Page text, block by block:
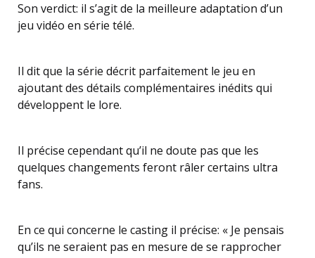
Son verdict: il s’agit de la meilleure adaptation d’un
jeu vidéo en série télé.
Il dit que la série décrit parfaitement le jeu en
ajoutant des détails complémentaires inédits qui
développent le lore.
Il précise cependant qu’il ne doute pas que les
quelques changements feront râler certains ultra
fans.
En ce qui concerne le casting il précise: « Je pensais
qu’ils ne seraient pas en mesure de se rapprocher